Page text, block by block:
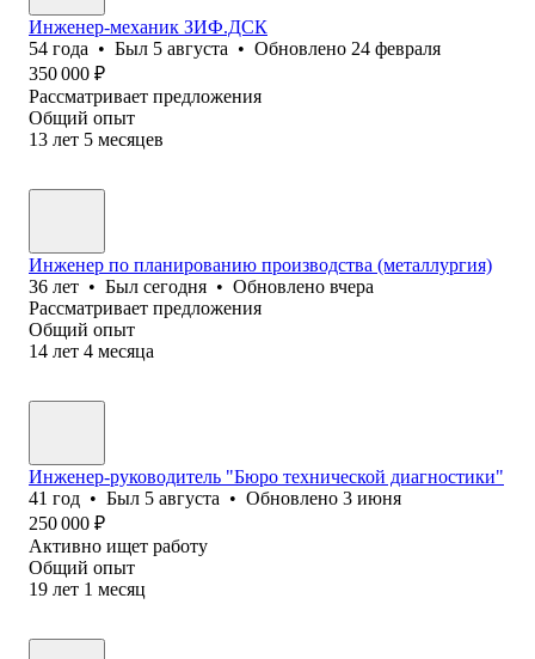
Инженер-механик ЗИФ.ДСК
54 года • Был 5 августа • Обновлено 24 февраля
350 000 ₽
Рассматривает предложения
Общий опыт
13 лет 5 месяцев
Инженер по планированию производства (металлургия)
36 лет • Был сегодня • Обновлено вчера
Рассматривает предложения
Общий опыт
14 лет 4 месяца
Инженер-руководитель "Бюро технической диагностики"
41 год • Был 5 августа • Обновлено 3 июня
250 000 ₽
Активно ищет работу
Общий опыт
19 лет 1 месяц